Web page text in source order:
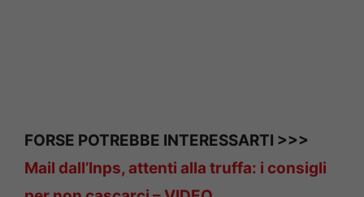
FORSE POTREBBE INTERESSARTI >>>
Mail dall’Inps, attenti alla truffa: i consigli